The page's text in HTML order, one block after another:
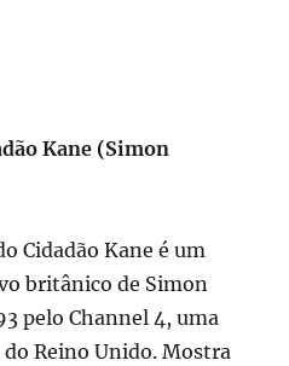
Kane (Simon
Cidadão Kane é um
britânico de Simon
pelo Channel 4, uma
Reino Unido. Mostra